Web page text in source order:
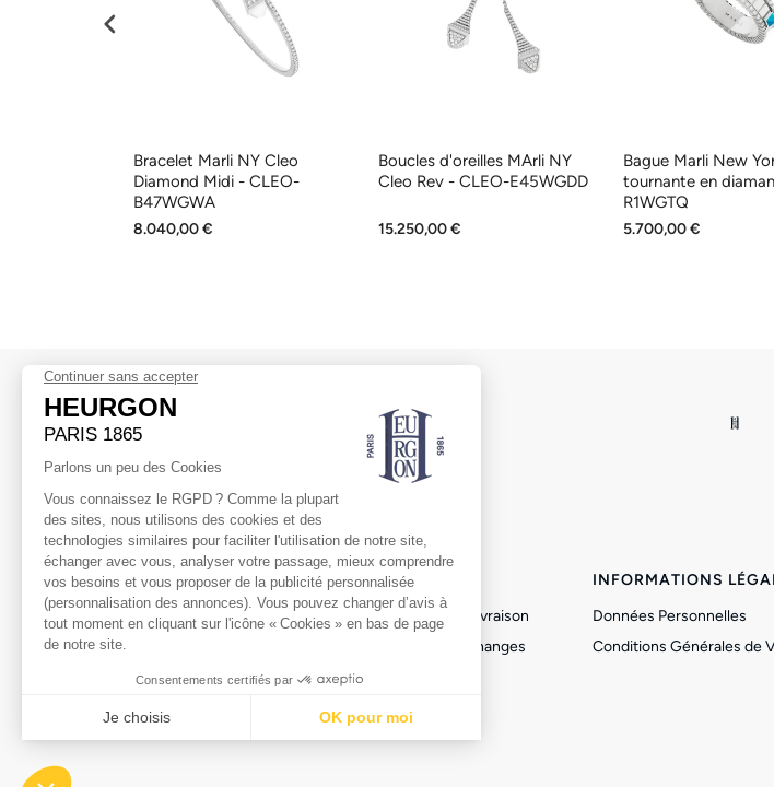
Bracelet Marli NY Cleo
Diamond Midi - CLEO-
B47WGWA
8.040,00 €
Boucles d'oreilles MArli NY
Cleo Rev - CLEO-E45WGDD
15.250,00 €
Bague Marli New
tournante en
R1WGTQ
5.700,00 €
NEWSLETTER
Abonnez-vous
HEURGON
La Maison
AIDE
Transport & Livraison
Retours & Échanges
INFORMATIONS
Données Personnelles
Conditions Générales de